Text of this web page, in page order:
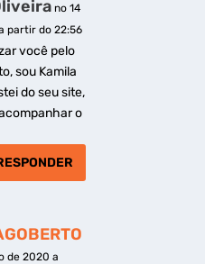
no 14
partir do 22:56
você pelo
sou Kamila
do seu site,
o
de 2020 a